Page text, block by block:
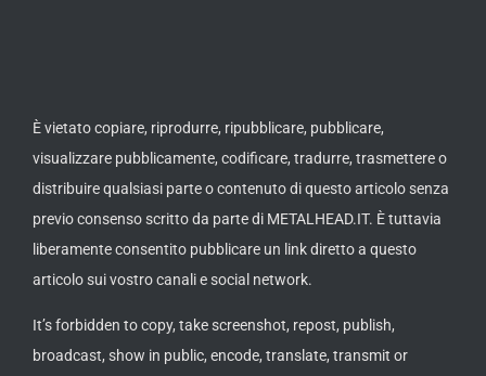
È vietato copiare, riprodurre, ripubblicare, pubblicare,
visualizzare pubblicamente, codificare, tradurre, trasmettere o
distribuire qualsiasi parte o contenuto di questo articolo senza
previo consenso scritto da parte di METALHEAD.IT. È tuttavia
liberamente consentito pubblicare un link diretto a questo
articolo sui vostro canali e social network.
It’s forbidden to copy, take screenshot, repost, publish,
broadcast, show in public, encode, translate, transmit or